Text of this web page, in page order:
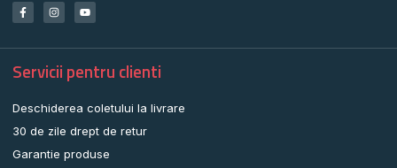
Servicii pentru clienti
Deschiderea coletului la livrare
30 de zile drept de retur
Garantie produse